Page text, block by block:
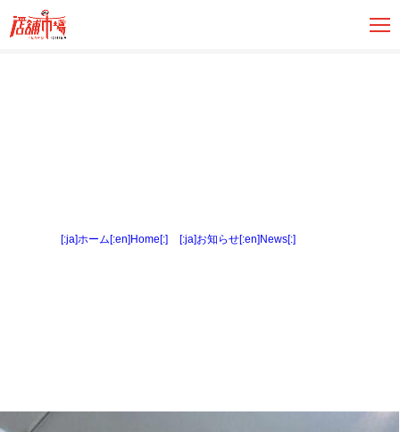
[:ja]ホーム[:en]Home[:] [:ja]お知らせ[:en]News[:]